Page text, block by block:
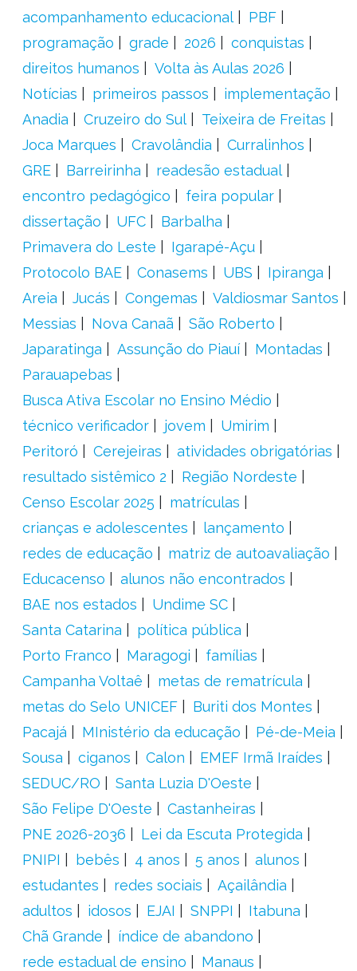
acompanhamento educacional
PBF
programação
grade 2026
conquistas
direitos humanos
Volta às Aulas 2026
Notícias
primeiros passos
implementação
Anadia
Cruzeiro do Sul
Teixeira de Freitas
Joca Marques
Cravolândia
Curralinhos
GRE
Barreirinha
readesão estadual
encontro pedagógico
feira popular
dissertação
UFC
Barbalha
Primavera do Leste
Igarapé-Açu
Protocolo BAE
Conasems UBS
Ipiranga
Areia
Jucás Congemas
Valdiosmar Santos
Messias
Nova Canaã
São Roberto
Japaratinga
Assunção do Piauí
Montadas
Parauapebas
Busca Ativa Escolar no Ensino Médio
técnico verificador
jovem
Umirim
Peritoró
Cerejeiras
atividades obrigatórias
resultado sistêmico 2
Região Nordeste
Censo Escolar 2025
matrículas
crianças e adolescentes
lançamento
redes de educação
matriz de autoavaliação
Educacenso
alunos não encontrados
BAE nos estados
Undime SC
Santa Catarina
política pública
Porto Franco
Maragogi
famílias
Campanha Voltaê
metas de rematrícula
metas do Selo UNICEF
Buriti dos Montes
Pacajá
MInistério da educação
Pé-de-Meia
Sousa
ciganos Calon
EMEF Irmã Iraídes
SEDUC/RO
Santa Luzia D'Oeste
São Felipe D'Oeste
Castanheiras
PNE 2026-2036
Lei da Escuta Protegida
PNIPI
bebês 4 anos 5 anos
alunos
estudantes
redes sociais
Açailândia
adultos
idosos EJAI SNPPI
Itabuna
Chã Grande
índice de abandono
rede estadual de ensino
Manaus